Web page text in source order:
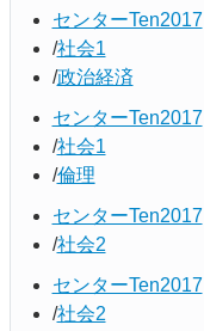
センターTen2017
社会1
政治経済
センターTen2017
社会1
倫理
センターTen2017
社会2
センターTen2017
社会2